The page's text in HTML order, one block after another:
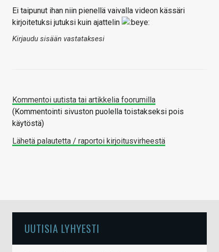
Ei taipunut ihan niin pienellä vaivalla videon kässäri
kirjoitetuksi jutuksi kuin ajattelin
Kirjaudu sisään vastataksesi
Kommentoi uutista tai artikkelia foorumilla
(Kommentointi sivuston puolella toistakseksi pois
käytöstä)
Lähetä palautetta / raportoi kirjoitusvirheestä
UUTISIA LYHYESTI